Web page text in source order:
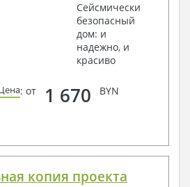
Сейсмически
безопасный
дом: и
надежно, и
красиво
: от 1 670 BYN
копия проекта